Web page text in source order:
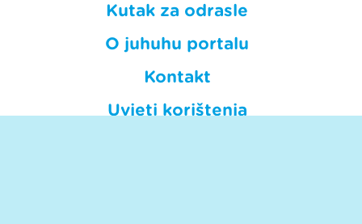
Kutak za odrasle
O juhuhu portalu
Kontakt
Uvjeti korištenja